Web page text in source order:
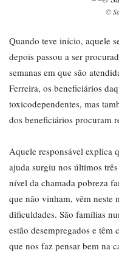
©
Quando teve início, aquele
depois passou a ser
semanas em que são
Ferreira, os beneficiários
toxicodependentes, mas
dos beneficiários procuram
Aquele responsável explica
ajuda surgiu nos últimos
nível da chamada pobreza
que não vinham, vêm neste
dificuldades. São famílias
estão desempregados e têm
que nos faz pensar bem na